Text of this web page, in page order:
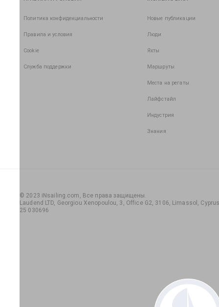
Политика конфиденциальности
Правила и условия
Cookie
Служба поддержки
Новые публикации
Люди
Яхты
Маршруты
Места на регаты
Лайфстайл
Индустрия
Знания
© 2023 iNsailing.com, Все права защищены.
Laudend LTD, Georgiou Xenopoulou, 3, Office G2, 3106, Limassol,
25 030696